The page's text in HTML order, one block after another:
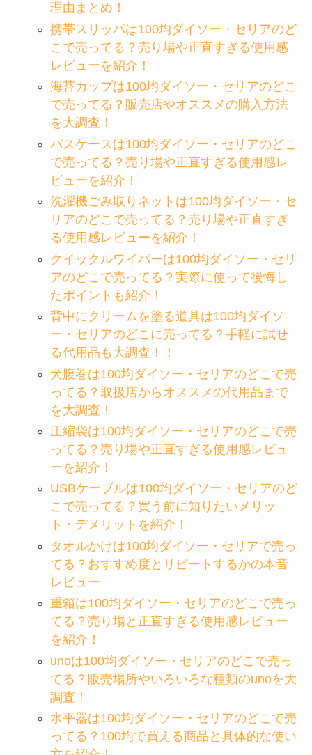
理由まとめ！
携帯スリッパは100均ダイソー・セリアのど
こで売ってる？売り場や正直すぎる使用感
レビューを紹介！
海苔カップは100均ダイソー・セリアのどこ
で売ってる？販売店やオススメの購入方法
を大調査！
パスケースは100均ダイソー・セリアのどこ
で売ってる？売り場や正直すぎる使用感レ
ビューを紹介！
洗濯機ごみ取りネットは100均ダイソー・セ
リアのどこで売ってる？売り場や正直すぎ
る使用感レビューを紹介！
クイックルワイパーは100均ダイソー・セリ
アのどこで売ってる？実際に使って後悔し
たポイントも紹介！
背中にクリームを塗る道具は100均ダイソ
ー・セリアのどこに売ってる？手軽に試せ
る代用品も大調査！！
犬腹巻は100均ダイソー・セリアのどこで売
ってる？取扱店からオススメの代用品まで
を大調査！
圧縮袋は100均ダイソー・セリアのどこで売
ってる？売り場や正直すぎる使用感レビュ
ーを紹介！
USBケーブルは100均ダイソー・セリアのど
こで売ってる？買う前に知りたいメリッ
ト・デメリットを紹介！
タオルかけは100均ダイソー・セリアで売っ
てる？おすすめ度とリピートするかの本音
レビュー
重箱は100均ダイソー・セリアのどこで売っ
てる？売り場と正直すぎる使用感レビュー
を紹介！
unoは100均ダイソー・セリアのどこで売っ
てる？販売場所やいろいろな種類のunoを大
調査！
水平器は100均ダイソー・セリアのどこで売
ってる？100均で買える商品と具体的な使い